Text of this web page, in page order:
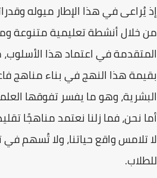
إذ يُراعى في هذا الإطار ميوله
من خلال أنشطة تعليمية متنوعة
المتقدمة في اعتماد هذا الأسلوب،
بقيمة هذا النهج في بناء مناهج
البشرية، وهو ما يفسر تفوقها
أما نحن، فما زلنا نعتمد مناهجًا
لا تلامس واقع حياتنا، ولا تُسهم في
للطلاب.